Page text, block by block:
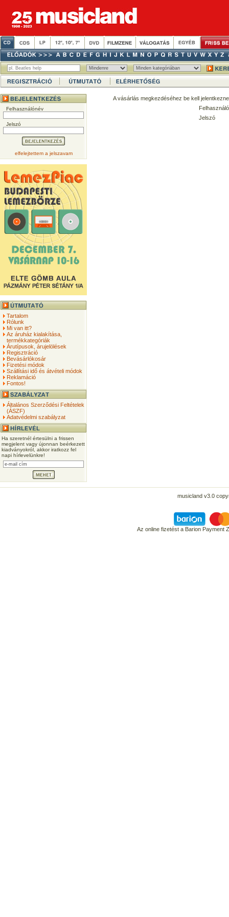
Felhasználónév
Jelszó
elfelejtettem a jelszavam
Tartalom
Rólunk
Mi van itt?
Az áruház kialakítása,
termékkategóriák
Árutípusok, árujelölések
Regisztráció
Bevásárlókosár
Fizetési módok
Szállítási idő és átvételi módok
Reklamáció
Fontos!
Általános Szerződési Feltételek
(ÁSZF)
Adatvédelmi szabályzat
Ha szeretnél értesülni a frissen
megjelent vagy újonnan beérkezett
kiadványokról, akkor iratkozz fel
napi hírlevelünkre!
A vásárlás megkezdéséhez be kell
Jelszó
musicland v3.0
Az online fizetést a Barion Payment